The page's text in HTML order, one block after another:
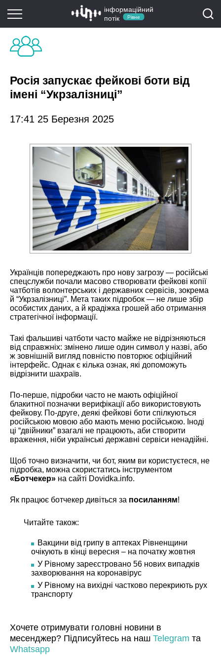
інформаційний
потік
Рівне
Росія запускає фейкові боти від
імені “Укрзалізниці”
17:41 25 Березня 2025
Українців попереджають про нову загрозу — російські
спецслужби почали масово створювати фейкові копії
чатботів волонтерських і державних сервісів, зокрема
й “Укрзалізниці”. Мета таких підробок — не лише збір
особистих даних, а й крадіжка грошей або отримання
стратегічної інформації.
Такі фальшиві чатботи часто майже не відрізняються
від справжніх: змінено лише один символ у назві, або
ж зовнішній вигляд повністю повторює офіційний
інтерфейс. Однак є кілька ознак, які допоможуть
відрізнити шахраїв.
По-перше, підробки часто не мають офіційної
блакитної позначки верифікації або використовують
фейкову. По-друге, деякі фейкові боти спілкуються
російською мовою або мають меню російською. Іноді
ці “двійники” взагалі не працюють, аби створити
враження, ніби українські державні сервіси ненадійні.
Щоб точно визначити, чи бот, яким ви користуєтеся, не
підробка, можна скористатись інструментом
«Ботчекер» на сайті Dovidka.info.
Як працює ботчекер дивіться за посиланням!
Читайте також:
Вакцини від грипу в аптеках Рівненщини
очікують в кінці вересня – на початку жовтня
У Рівному зареєстровано 56 нових випадків
захворювання на коронавірус
У Рівному на вихідні частково перекриють рух
транспорту
Хочете отримувати головні новини в
месенджер? Підписуйтесь на наш Telegram та
Whatsapp